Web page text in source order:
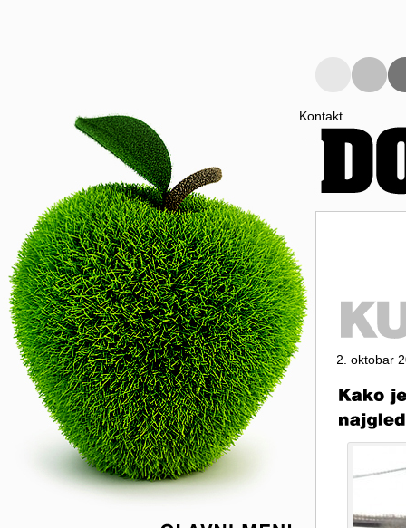
Kontakt
2. oktobar